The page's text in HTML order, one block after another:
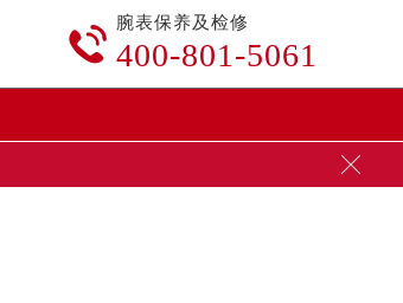

腕表保养及检修
400-801-5061
